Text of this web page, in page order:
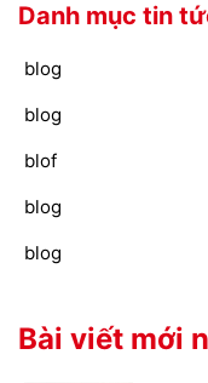
Danh mục tin
blog
blog
blof
blog
blog
Bài viết mới